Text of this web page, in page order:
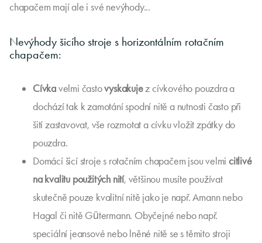
chapačem mají ale i své nevýhody...
Nevýhody šicího stroje s horizontálním rotačním
chapačem:
Cívkavelmi častovyskakujez cívkového pouzdra a
dochází tak k zamotání spodní nitě a nutnosti často při
šití zastavovat, vše rozmotat a cívku vložit zpátky do
pouzdra.
Domácí šicí stroje s rotačním chapačem jsou velmi citlivé
na kvalitu použitých nití, většinou musíte používat
skutečně pouze kvalitní nitě jako je např. Amann nebo
Hagal či nitě Gütermann. Obyčejné nebo např.
speciální jeansové nebo lněné nitě se s těmito stroji